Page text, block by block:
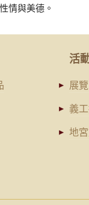
情與美德。
活
展
義
地